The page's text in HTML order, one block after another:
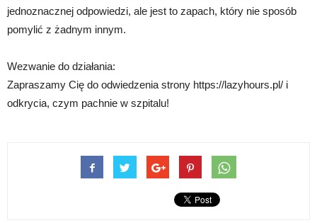
jednoznacznej odpowiedzi, ale jest to zapach, który nie sposób
pomylić z żadnym innym.
Wezwanie do działania:
Zapraszamy Cię do odwiedzenia strony https://lazyhours.pl/ i
odkrycia, czym pachnie w szpitalu!